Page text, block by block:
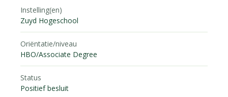
Instelling(en)
Zuyd Hogeschool
Oriëntatie/niveau
HBO/Associate Degree
Status
Positief besluit